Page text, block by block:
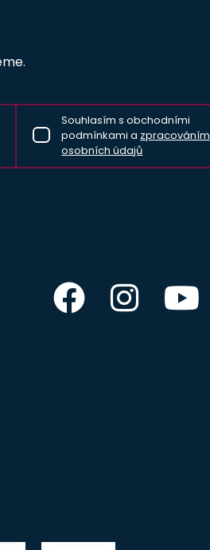
Souhlasím s obchodními
podmínkami a zpracováním
osobních údajů